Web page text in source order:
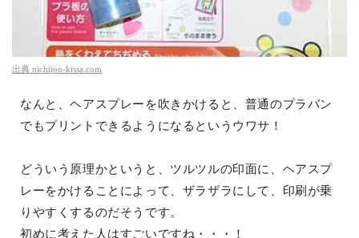
出典 nichijou-kissa.com
なんと、ヘアスプレーを吹きかけると、普通のプラバン
でもプリントできるようになるというウワサ！
どういう原理かというと、ツルツルの印面に、ヘアスプ
レーをかけることによって、ザラザラにして、印刷が乗
りやすくするのだそうです。
初めに考えた人はすごいですね・・・！